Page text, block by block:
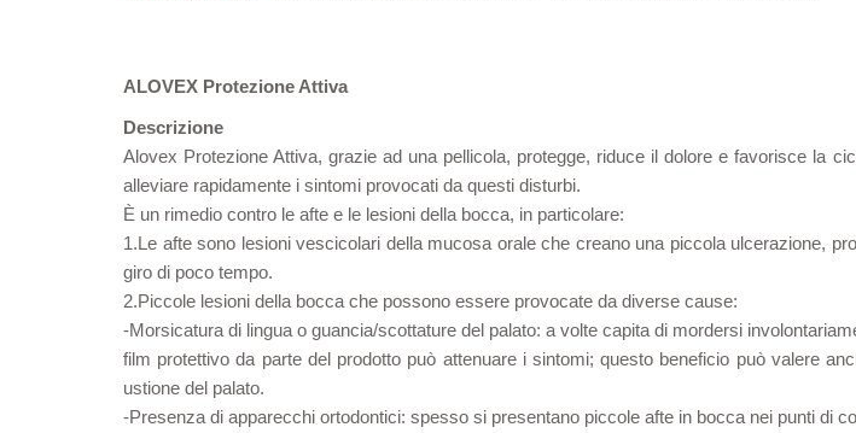
ALOVEX Protezione Attiva
Descrizione
Alovex Protezione Attiva, grazie ad una pellicola, protegge, riduce il dolore e favorisce la
alleviare rapidamente i sintomi provocati da questi disturbi.
È un rimedio contro le afte e le lesioni della bocca, in particolare:
1.Le afte sono lesioni vescicolari della mucosa orale che creano una piccola ulcerazione,
giro di poco tempo.
2.Piccole lesioni della bocca che possono essere provocate da diverse cause:
-Morsicatura di lingua o guancia/scottature del palato: a volte capita di mordersi
film protettivo da parte del prodotto può attenuare i sintomi; questo beneficio può valere
ustione del palato.
-Presenza di apparecchi ortodontici: spesso si presentano piccole afte in bocca nei punti di